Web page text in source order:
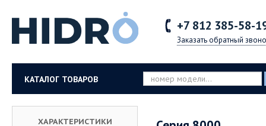
+7 812 385-58-
Заказать обратный
КАТАЛОГ ТОВАРОВ
ХАРАКТЕРИСТИКИ